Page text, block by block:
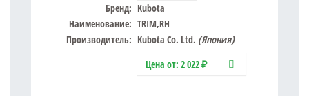
Бренд: Kubota
Наименование: TRIM,RH
Производитель: Kubota Co. Ltd. (Япония)
Цена от: 2 022 ₽